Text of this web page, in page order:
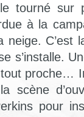
tourné sur
à la
C’est
s’installe.
proche…
scène
pour